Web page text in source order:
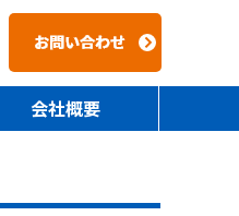
会社概要